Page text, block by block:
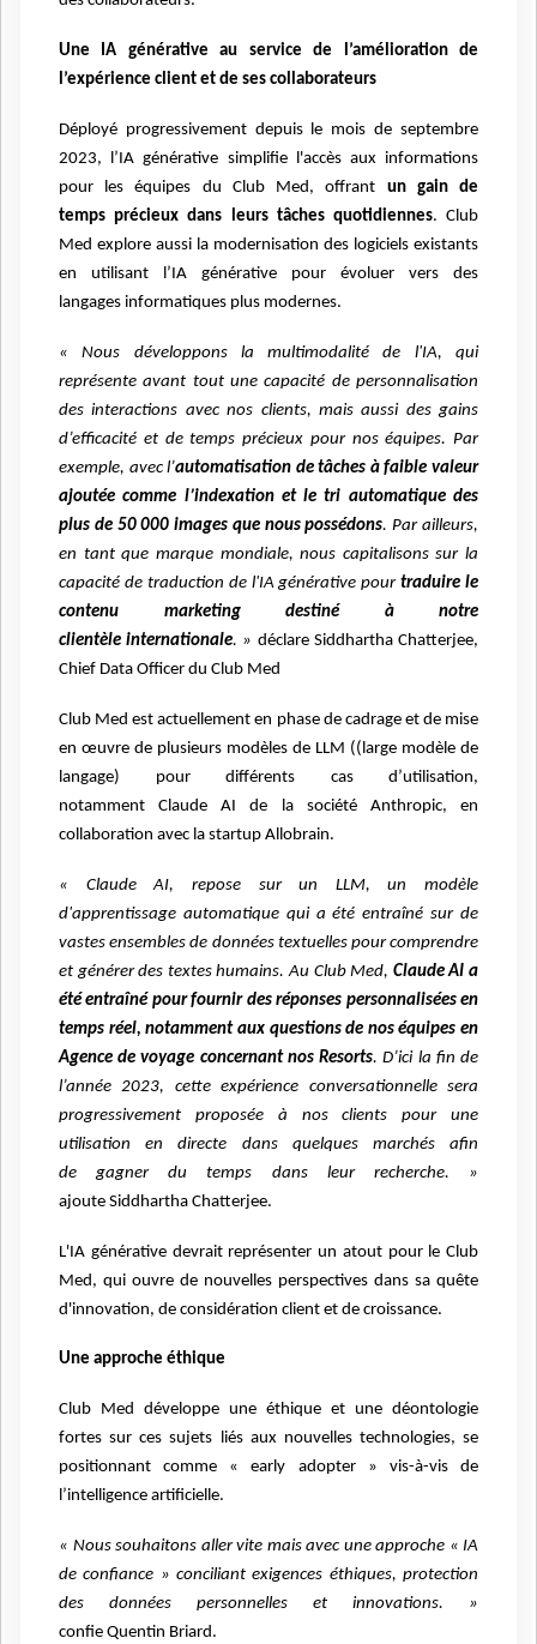
Une IA générative au service de l’amélioration de
l’expérience client et de ses collaborateurs
Déployé progressivement depuis le mois de septembre
2023, l’IA générative simplifie
l'accès aux informations
pour les équipes du Club Med, offrant un gain de
tempsprécieux dans leurs tâches quotidiennes. Club
Med explore aussi la modernisation des logiciels existants
en utilisant l’IA générative pour évoluer vers des
langages informatiques plus modernes.
« Nous développons la multimodalité de l'IA, qui
représente avant tout une capacité de personnalisation
des interactions avec nos clients, mais aussi des gains
d’efficacité et de temps précieux pour nos équipes. Par
exemple, avec l’automatisation de tâches àfaible valeur
ajoutée comme l’indexation et le tri automatique des
plus de 50 000 images que nous possédons.Par ailleurs,
en tant que marque mondiale, nous capitalisons sur la
capacité de traduction de l'IA générative pourtraduire le
contenu marketing destiné à notre
clientèleinternationale. » déclare Siddhartha Chatterjee,
Chief Data Officer du Club Med
Club Med est actuellement en phase de cadrage et de mise
en œuvre de plusieurs modèles de LLM ((large modèle de
langage) pour différents cas d’utilisation,
notammentClaude AI de la société Anthropic, en
collaboration avec la startup Allobrain.
« Claude AI, repose sur un LLM, un modèle
d'apprentissage automatique qui a étéentraîné sur de
vastes ensembles de données textuelles pour comprendre
et générerdes textes humains. Au Club Med, Claude AI a
été entraîné pour fournir des réponses personnalisées en
temps réel, notamment aux questions de nos équipes en
Agence devoyage concernant nos Resorts.D’ici la fin de
l’année 2023, cette expérience conversationnelle sera
progressivement proposée à nos clients pour une
utilisation en directe dans quelques marchés afin
degagner du temps dans leur recherche. »
ajoute Siddhartha Chatterjee.
L'IA générative devrait représenter un atout pour le Club
Med, qui ouvre de nouvelles perspectives dans sa quête
d'innovation, de considération client et de croissance.
Une approche éthique
Club Med développe une éthique et une déontologie
fortes sur ces sujets liés aux nouvelles technologies, se
positionnantcomme « early adopter » vis-à-vis de
l’intelligence artificielle.
« Nous souhaitons aller vite mais avec une approche « IA
de confiance » conciliantexigences éthiques, protection
des données personnelles et innovations. »
confie Quentin Briard.